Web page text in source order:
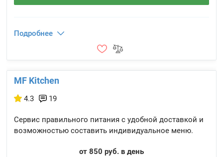
Подробнее
MF Kitchen
4.3 19
Сервис правильного питания с удобной доставкой и
возможностью составить индивидуальное меню.
от 850 руб. в день